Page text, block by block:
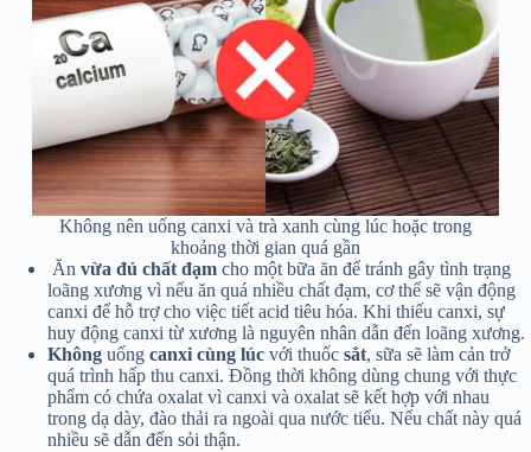
Không nên uống canxi và trà xanh cùng lúc hoặc trong
khoảng thời gian quá gần
Ăn vừa đủ chất đạm cho một bữa ăn để tránh gây tình trạng
loãng xương vì nếu ăn quá nhiều chất đạm, cơ thể sẽ vận động
canxi để hỗ trợ cho việc tiết acid tiêu hóa. Khi thiếu canxi, sự
huy động canxi từ xương là nguyên nhân dẫn đến loãng xương.
Không uống canxi cùng lúc với thuốc sắt, sữa sẽ làm cản trở
quá trình hấp thu canxi. Đồng thời không dùng chung với thực
phẩm có chứa oxalat vì canxi và oxalat sẽ kết hợp với nhau
trong dạ dày, đào thải ra ngoài qua nước tiểu. Nếu chất này quá
nhiều sẽ dẫn đến sỏi thận.